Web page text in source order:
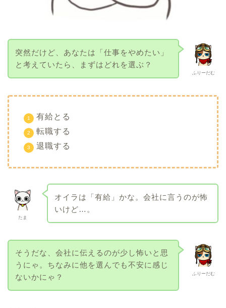
ふりーだむ
突然だけど、あなたは「仕事をやめたい」
と考えていたら、まずはどれを選ぶ？
有給とる
転職する
退職する
たま
オイラは「有給」かな。会社に言うのが怖
いけど…。
ふりーだむ
そうだな、会社に伝えるのが少し怖いと思
うにゃ。ちなみに他を選んでも不安に感じ
ないかにゃ？